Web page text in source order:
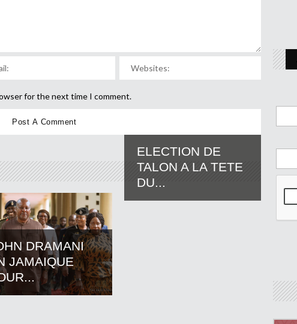
for the next time I comment.
DRAMANI
JAMAIQUE
ELECTION DE
TALON A LA TETE
DU...